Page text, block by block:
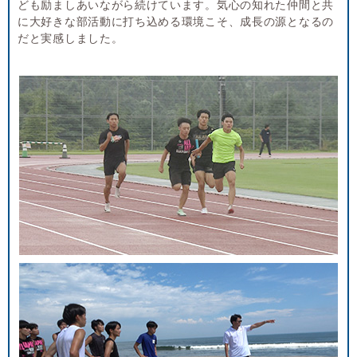
ども励ましあいながら続けています。気心の知れた仲間と共
に大好きな部活動に打ち込める環境こそ、成長の源となるの
だと実感しました。